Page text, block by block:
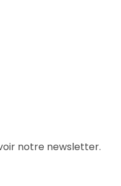
notre newsletter.